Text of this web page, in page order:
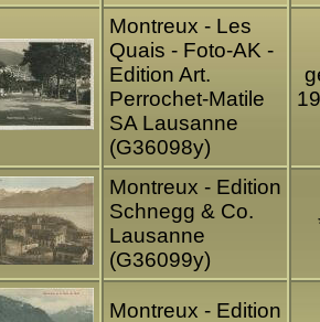
Montreux - Les
Quais - Foto-AK -
Edition Art.
Perrochet-Matile
SA Lausanne
(G36098y)
Montreux - Edition
Schnegg & Co.
Lausanne
(G36099y)
Montreux - Edition